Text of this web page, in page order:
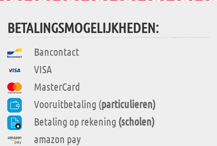
BETALINGSMOGELIJKHEDEN:
Bancontact
VISA
MasterCard
Vooruitbetaling (particulieren)
Betaling op rekening (scholen)
amazon pay